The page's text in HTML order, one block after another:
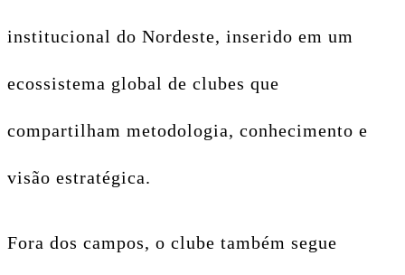
institucional do Nordeste, inserido em um
ecossistema global de clubes que
compartilham metodologia, conhecimento e
visão estratégica.
Fora dos campos, o clube também segue